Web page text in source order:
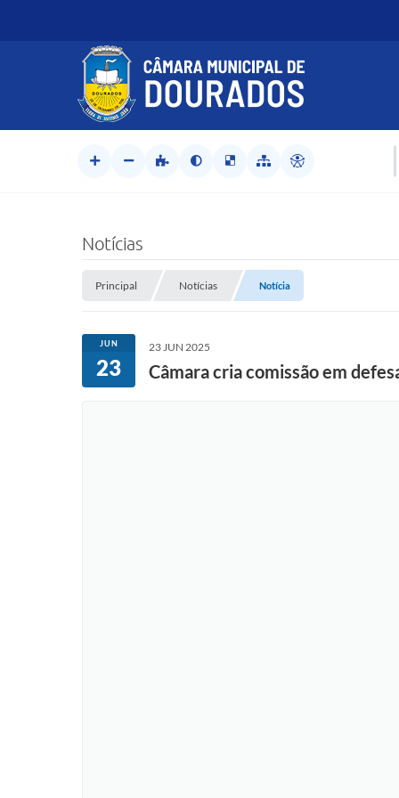
Notícias
Principal Notícias Notícia
JUN
23
23 JUN 2025
Câmara cria comissão em